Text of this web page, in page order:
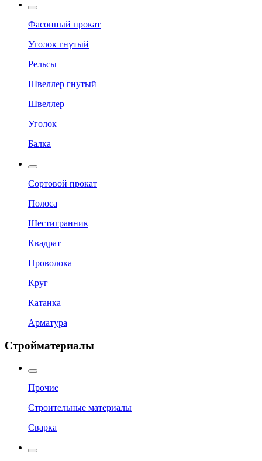
Фасонный прокат
Уголок гнутый
Рельсы
Швеллер гнутый
Швеллер
Уголок
Балка
Сортовой прокат
Полоса
Шестигранник
Квадрат
Проволока
Круг
Катанка
Арматура
Стройматериалы
Прочие
Строительные материалы
Сварка